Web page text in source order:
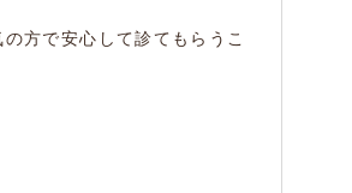
方で安心して診てもらうこ